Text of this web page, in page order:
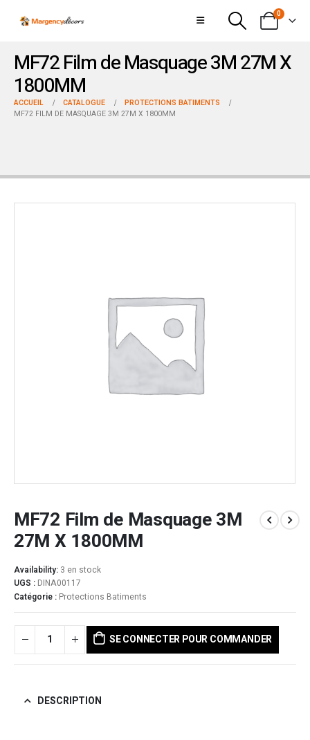
0
MF72 Film de Masquage 3M 27M X
1800MM
ACCUEIL CATALOGUE
PROTECTIONS BATIMENTS
MF72 FILM DE MASQUAGE 3M 27M X 1800MM
MF72 Film de Masquage 3M
27M X 1800MM
Availability: 3 en stock
UGS : DINA00117
Catégorie : Protections Batiments
SE CONNECTER POUR COMMANDER
DESCRIPTION